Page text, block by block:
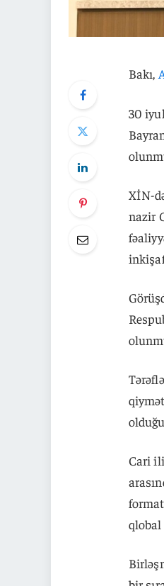
Bakı,
30
XİN-
nazir
Cari